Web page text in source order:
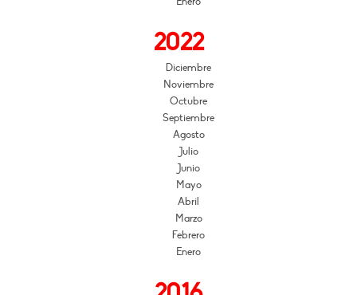
2022
Diciembre
Noviembre
Octubre
Septiembre
Agosto
Julio
Junio
Mayo
Abril
Marzo
Febrero
Enero